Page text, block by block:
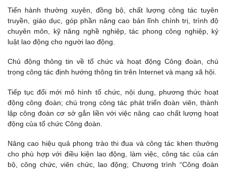
Tiến hành thường xuyên, đồng bộ, chất lượng công tác tuyên
truyền, giáo dục, góp phần nâng cao bản lĩnh chính trị, trình độ
chuyên môn, kỹ năng nghề nghiệp, tác phong công nghiệp, kỷ
luật lao động cho người lao động.
Chủ động thông tin về tổ chức và hoạt động Công đoàn, chú
trọng công tác định hướng thông tin trên Internet và mạng xã hội.
Tiếp tục đổi mới mô hình tổ chức, nội dung, phương thức hoạt
động công đoàn; chú trọng công tác phát triển đoàn viên, thành
lập công đoàn cơ sở gắn liền với việc nâng cao chất lượng hoạt
động của tổ chức Công đoàn.
Nâng cao hiệu quả phong trào thi đua và công tác khen thưởng
cho phù hợp với điều kiện lao động, làm việc, công tác của cán
bộ, công chức, viên chức, lao động; Chương trình “Công đoàn